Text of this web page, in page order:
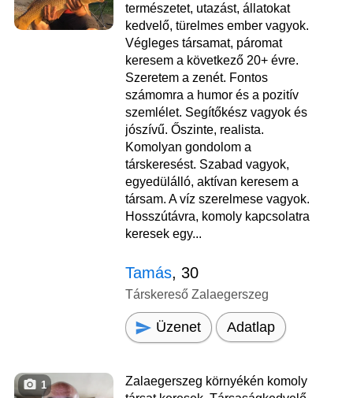
természetet, utazást, állatokat
kedvelő, türelmes ember vagyok.
Végleges társamat, páromat
keresem a következő 20+ évre.
Szeretem a zenét. Fontos
számomra a humor és a pozitív
szemlélet. Segítőkész vagyok és
jószívű. Őszinte, realista.
Komolyan gondolom a
társkeresést. Szabad vagyok,
egyedülálló, aktívan keresem a
társam. A víz szerelmese vagyok.
Hosszútávra, komoly kapcsolatra
keresek egy...
Tamás, 30
Társkereső Zalaegerszeg
Üzenet Adatlap
1
Zalaegerszeg környékén komoly